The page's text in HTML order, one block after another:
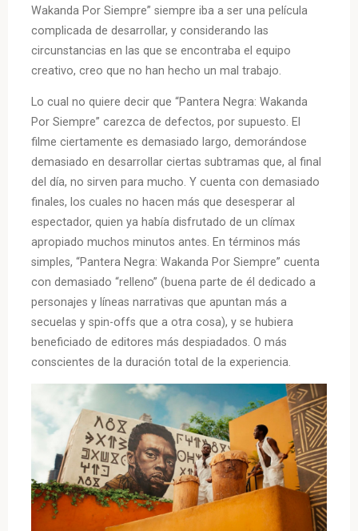
Wakanda Por Siempre” siempre iba a ser una película
complicada de desarrollar, y considerando las
circunstancias en las que se encontraba el equipo
creativo, creo que no han hecho un mal trabajo.
Lo cual no quiere decir que “Pantera Negra: Wakanda
Por Siempre” carezca de defectos, por supuesto. El
filme ciertamente es demasiado largo, demorándose
demasiado en desarrollar ciertas subtramas que, al final
del día, no sirven para mucho. Y cuenta con demasiado
finales, los cuales no hacen más que desesperar al
espectador, quien ya había disfrutado de un clímax
apropiado muchos minutos antes. En términos más
simples, “Pantera Negra: Wakanda Por Siempre” cuenta
con demasiado “relleno” (buena parte de él dedicado a
personajes y líneas narrativas que apuntan más a
secuelas y spin-offs que a otra cosa), y se hubiera
beneficiado de editores más despiadados. O más
conscientes de la duración total de la experiencia.